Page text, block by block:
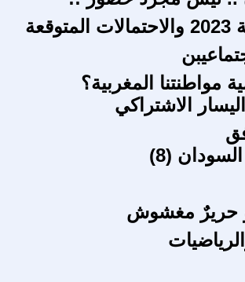
مواطنتنا المغربية؟
الاشتراكي
(8)
و حريرٌ مغشوش